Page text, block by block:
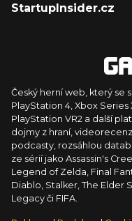
StartupInsider.cz
Český herní web, který se
PlayStation 4, Xbox
PlayStation VR2 a další
dojmy z hraní,
podcasty, rozsáhlou
ze sérií jako Assassin's
Legend of Zelda, Final
Diablo, Stalker, The Elder
Legacy či FIFA.